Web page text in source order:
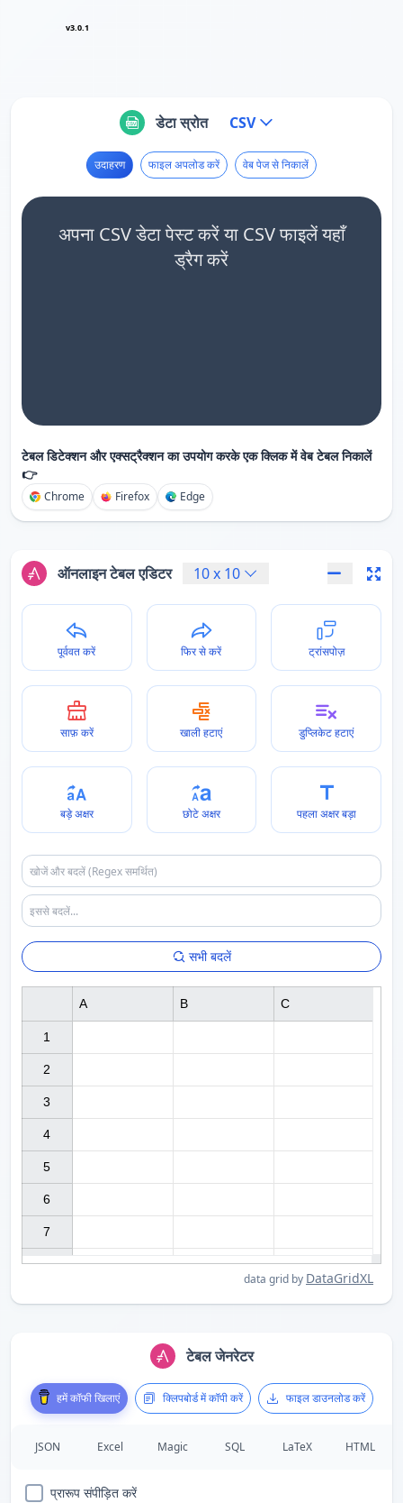
v3.0.1
डेटा स्रोत CSV
उदाहरण फाइल अपलोड करें वेब पेज से निकालें
अपना CSV डेटा पेस्ट करें या CSV फाइलें यहाँ
ड्रैग करें
टेबल डिटेक्शन और एक्सट्रैक्शन का उपयोग करके एक क्लिक में वेब टेबल निकालें
👉
Chrome Firefox Edge
ऑनलाइन टेबल एडिटर 10x 10
पूर्ववत करें फिर से करें ट्रांसपोज़
साफ़ करें खाली हटाएं डुप्लिकेट हटाएं
बड़े अक्षर छोटे अक्षर पहला अक्षर बड़ा
सभी बदलें
1
2
3
4
5
6
7
A B C
data grid by DataGridXL
टेबल जेनरेटर
हमें कॉफी खिलाएं क्लिपबोर्ड में कॉपी करें फाइल डाउनलोड करें
JSON Excel Magic SQL LaTeX HTML
प्रारूप संपीड़ित करें